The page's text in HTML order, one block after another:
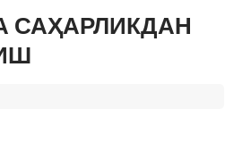
САҲАРЛИКДАН